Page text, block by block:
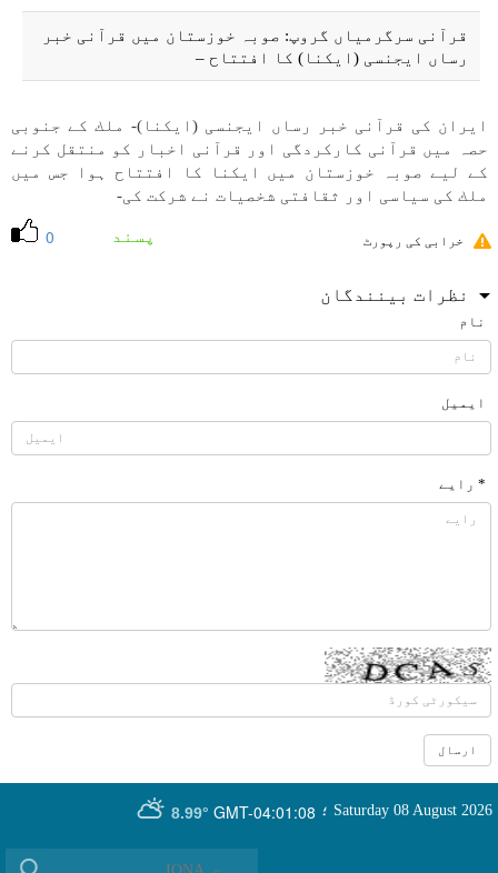
قرآنی سرگرمياں گروپ: صوبہ خوزستان میں قرآنی خبر
رساں ايجنسی (ايكنا) كا افتتاح –
ايران كی قرآنی خبر رساں ايجنسی (ايكنا)- ملك كے جنوبی
حصہ میں قرآنی كاركردگی اور قرآنی اخبار كو منتقل كرنے
كے لیے صوبہ خوزستان میں ايكنا كا افتتاح ہوا جس میں
ملك كی سياسی اور ثقافتی شخصيات نے شركت كی-
0 پسند خرابی کی رپورٹ
نظرات بینندگان
نام
ایمیل
* رایے
GMT-04:01:08
8.99° Saturday 08 August 2026 ؛